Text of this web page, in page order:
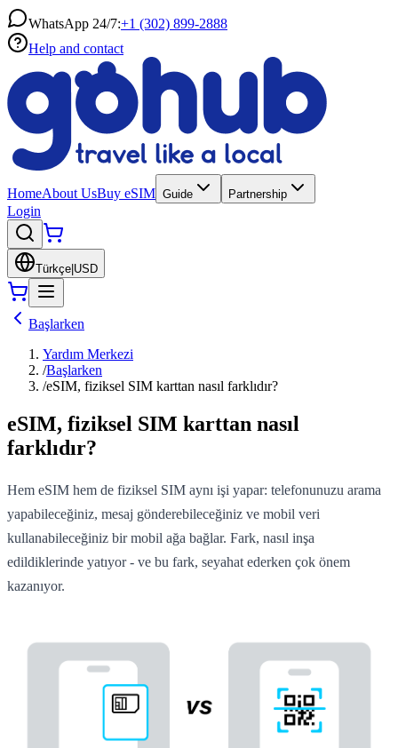
WhatsApp 24/7:+1 (302) 899-2888
Help and contact
HomeAbout UsBuy eSIM Guide Partnership
Login
Türkçe USD
Başlarken
Yardım Merkezi
/Başlarken
/eSIM, fiziksel SIM karttan nasıl farklıdır?
eSIM, fiziksel SIM karttan nasıl
farklıdır?
Hem eSIM hem de fiziksel SIM aynı işi yapar: telefonunuzu arama
yapabileceğiniz, mesaj gönderebileceğiniz ve mobil veri
kullanabileceğiniz bir mobil ağa bağlar. Fark, nasıl inşa
edildiklerinde yatıyor - ve bu fark, seyahat ederken çok önem
kazanıyor.